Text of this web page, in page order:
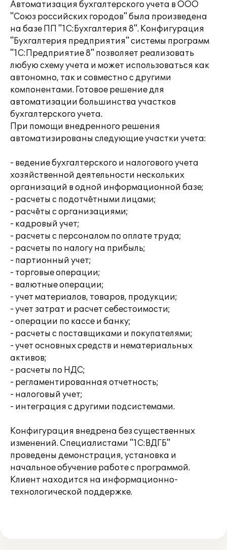
Автоматизация бухгалтерского учета в ООО
"Союз российских городов" была произведена
на базе ПП "1С:Бухгалтерия 8". Конфигурация
"Бухгалтерия предприятия" системы программ
"1С:Предприятие 8" позволяет реализовать
любую схему учета и может использоваться как
автономно, так и совместно с другими
компонентами. Готовое решение для
автоматизации большинства участков
бухгалтерского учета.
При помощи внедренного решения
автоматизированы следующие участки учета:
- ведение бухгалтерского и налогового учета
хозяйственной деятельности нескольких
организаций в одной информационной базе;
- расчеты с подотчётными лицами;
- расчёты с организациями;
- кадровый учет;
- расчеты с персоналом по оплате труда;
- расчеты по налогу на прибыль;
- партионный учет;
- торговые операции;
- валютные операции;
- учет материалов, товаров, продукции;
- учет затрат и расчет себестоимости;
- операции по кассе и банку;
- расчеты с поставщиками и покупателями;
- учет основных средств и нематериальных
активов;
- расчеты по НДС;
- регламентированная отчетность;
- налоговый учет;
- интеграция с другими подсистемами.
Конфигурация внедрена без существенных
изменений. Специалистами "1С:ВДГБ"
проведены демонстрация, установка и
начальное обучение работе с программой.
Клиент находится на информационно-
технологической поддержке.